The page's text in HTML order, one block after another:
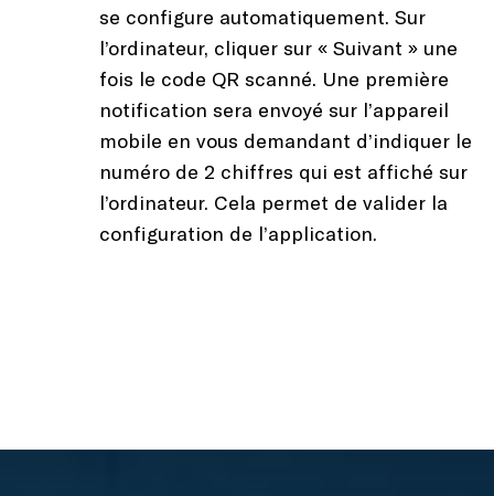
se configure automatiquement. Sur
l’ordinateur, cliquer sur « Suivant » une
fois le code QR scanné. Une première
notification sera envoyé sur l’appareil
mobile en vous demandant d’indiquer le
numéro de 2 chiffres qui est affiché sur
l’ordinateur. Cela permet de valider la
configuration de l’application.